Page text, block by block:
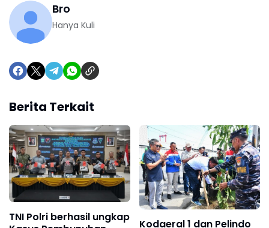
Bro
Hanya Kuli
Berita Terkait
TNI Polri berhasil ungkap
Kodaeral 1 dan Pelindo